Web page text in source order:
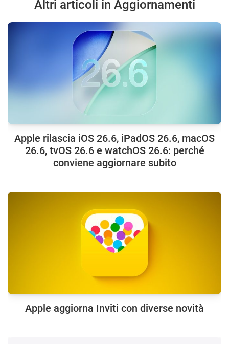
Altri articoli in Aggiornamenti
Apple rilascia iOS 26.6, iPadOS 26.6, macOS
26.6, tvOS 26.6 e watchOS 26.6: perché
conviene aggiornare subito
Apple aggiorna Inviti con diverse novità